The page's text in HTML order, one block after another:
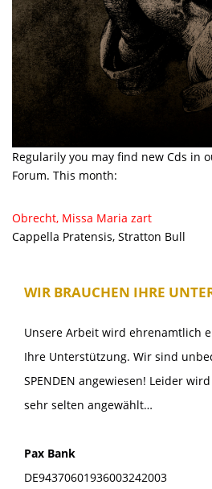
Regularily you may find new Cds in
Forum. This month:
Obrecht, Missa Maria zart
Cappella Pratensis, Stratton Bull
WIR BRAUCHEN IHRE
Unsere Arbeit wird ehrenamtlich
Ihre Unterstützung. Wir sind
SPENDEN angewiesen! Leider
sehr selten angewählt…
Pax Bank
DE94370601936003242003